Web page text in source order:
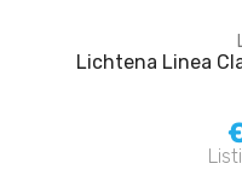
Lichtena Linea